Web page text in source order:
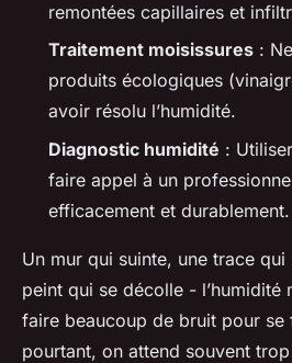
remontées capillaires et
Traitement moisissures :
produits écologiques
avoir résolu l’humidité.
Diagnostic humidité :
faire appel à un
efficacement et durablement.
Un mur qui suinte, une trace qui
peint qui se décolle - l’humidité
faire beaucoup de bruit pour se
pourtant, on attend souvent